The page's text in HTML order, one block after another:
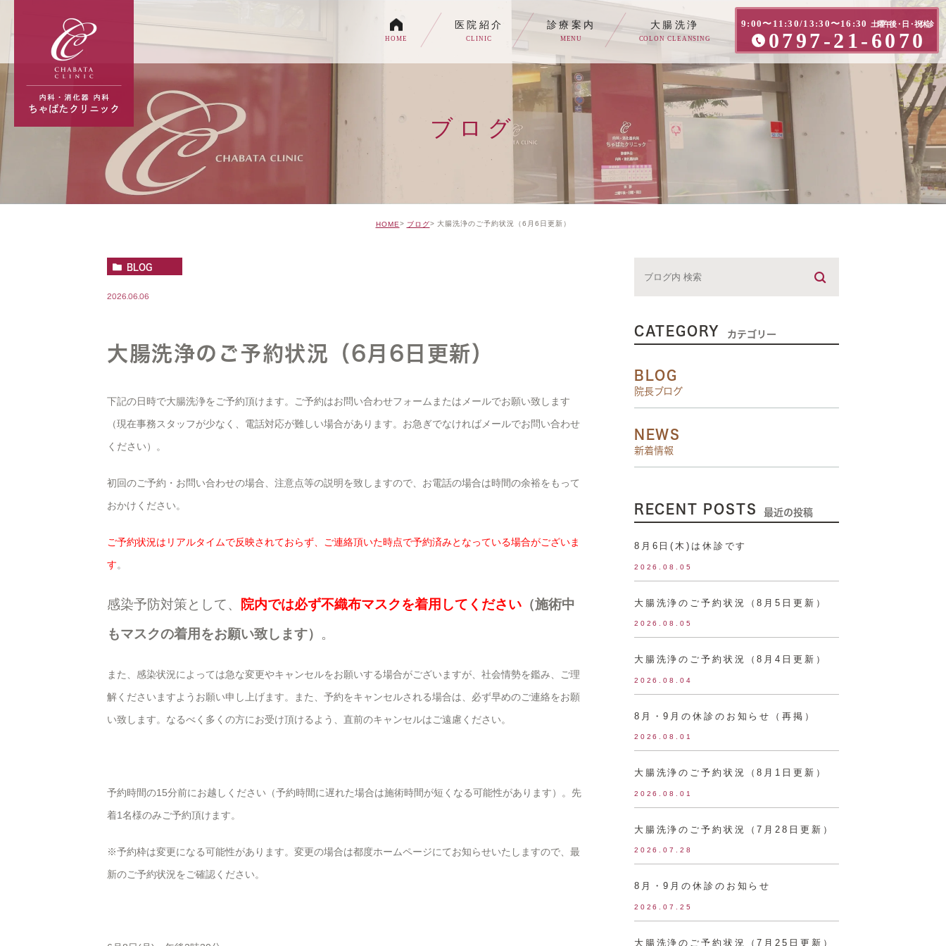
9:00〜11:30/13:30〜16:30 土曜午後・日・祝休診
0797-21-6070
HOME
医院紹介
CLINIC
診療案内
MENU
各種内視鏡検査について
生活習慣病
消化器内科・内科
トイレの症状でお悩みの方へ
大腸洗浄
COLON CLEANSING
ブログ
HOME ブログ 大腸洗浄のご予約状況（6月6日更新）
BLOG
2026.06.06
大腸洗浄のご予約状況（6月6日更新）
下記の日時で大腸洗浄をご予約頂けます。ご予約はお問い合わせフォームまたはメールでお願い致します
（現在事務スタッフが少なく、電話対応が難しい場合があります。お急ぎでなければメールでお問い合わせ
ください）。
初回のご予約・お問い合わせの場合、注意点等の説明を致しますので、お電話の場合は時間の余裕をもって
おかけください。
ご予約状況はリアルタイムで反映されておらず、ご連絡頂いた時点で予約済みとなっている場合がございま
す。
感染予防対策として、 院内では必ず不織布マスクを着用してください （施術中
もマスクの着用をお願い致します） 。
また、感染状況によっては急な変更やキャンセルをお願いする場合がございますが、社会情勢を鑑み、ご理
解くださいますようお願い申し上げます。また、予約をキャンセルされる場合は、必ず早めのご連絡をお願
い致します。なるべく多くの方にお受け頂けるよう、直前のキャンセルはご遠慮ください。
予約時間の15分前にお越しください（予約時間に遅れた場合は施術時間が短くなる可能性があります）。先
着1名様のみご予約頂けます。
※予約枠は変更になる可能性があります。変更の場合は都度ホームページにてお知らせいたしますので、最
新のご予約状況をご確認ください。
CATEGORY カテゴリー
BLOG
院長ブログ
NEWS
新着情報
RECENT POSTS 最近の投稿
8月6日(木)は休診です
2026.08.05
大腸洗浄のご予約状況（8月5日更新）
2026.08.05
大腸洗浄のご予約状況（8月4日更新）
2026.08.04
8月・9月の休診のお知らせ（再掲）
2026.08.01
大腸洗浄のご予約状況（8月1日更新）
2026.08.01
大腸洗浄のご予約状況（7月28日更新）
2026.07.28
8月・9月の休診のお知らせ
2026.07.25
大腸洗浄のご予約状況（7月25日更新）